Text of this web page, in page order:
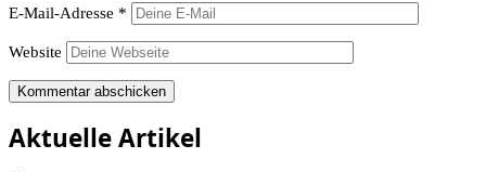
E-Mail-Adresse *
Website
Aktuelle Artikel